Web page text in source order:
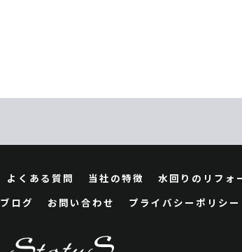
よくある質問 当社の特徴 水回りのリフォ
ブログ お問い合わせ プライバシーポリシー